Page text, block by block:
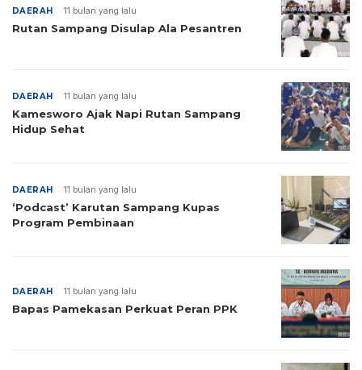
DAERAH 11 bulan yang lalu
Rutan Sampang Disulap Ala Pesantren
DAERAH 11 bulan yang lalu
Kamesworo Ajak Napi Rutan Sampang
Hidup Sehat
DAERAH 11 bulan yang lalu
‘Podcast’ Karutan Sampang Kupas
Program Pembinaan
DAERAH 11 bulan yang lalu
Bapas Pamekasan Perkuat Peran PPK